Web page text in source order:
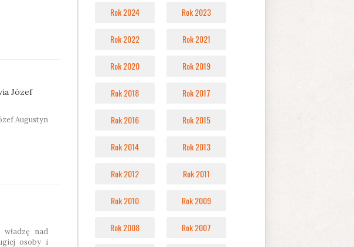
Józef
Augustyn
nad
osoby i
Rok 2024 Rok 2023
Rok 2022 Rok 2021
Rok 2020 Rok 2019
Rok 2018 Rok 2017
Rok 2016 Rok 2015
Rok 2014 Rok 2013
Rok 2012 Rok 2011
Rok 2010 Rok 2009
Rok 2008 Rok 2007